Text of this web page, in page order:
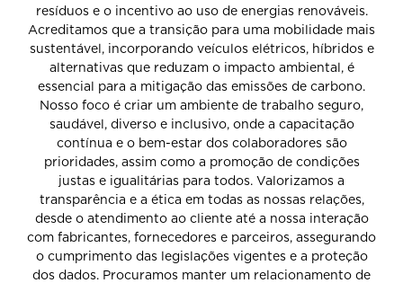
resíduos e o incentivo ao uso de energias renováveis.
Acreditamos que a transição para uma mobilidade mais
sustentável, incorporando veículos elétricos, híbridos e
alternativas que reduzam o impacto ambiental, é
essencial para a mitigação das emissões de carbono.
Nosso foco é criar um ambiente de trabalho seguro,
saudável, diverso e inclusivo, onde a capacitação
contínua e o bem-estar dos colaboradores são
prioridades, assim como a promoção de condições
justas e igualitárias para todos. Valorizamos a
transparência e a ética em todas as nossas relações,
desde o atendimento ao cliente até a nossa interação
com fabricantes, fornecedores e parceiros, assegurando
o cumprimento das legislações vigentes e a proteção
dos dados. Procuramos manter um relacionamento de